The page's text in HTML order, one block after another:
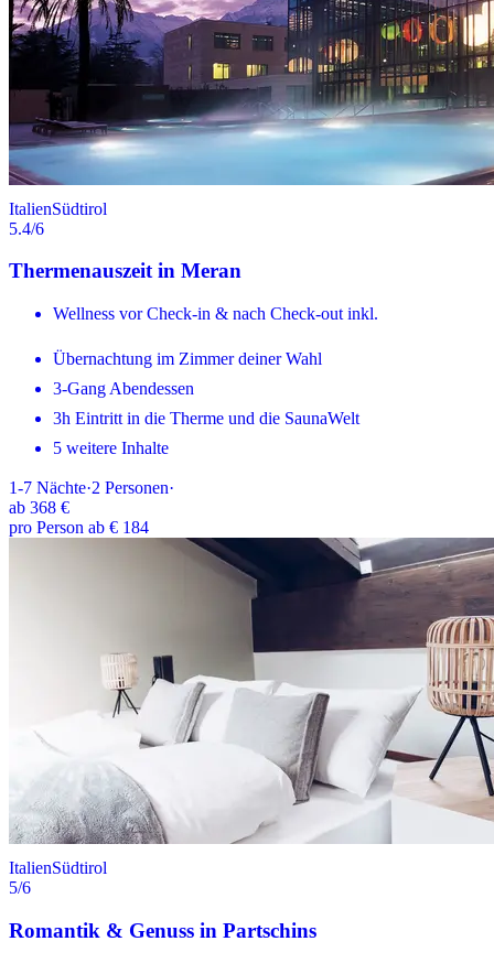
ItalienSüdtirol
5.4/6
Thermenauszeit in Meran
Wellness vor Check-in & nach Check-out inkl.
Übernachtung im Zimmer deiner Wahl
3-Gang Abendessen
3h Eintritt in die Therme und die SaunaWelt
5 weitere Inhalte
1-7 Nächte·2 Personen·
ab 368 €
pro Person ab € 184
ItalienSüdtirol
5/6
Romantik & Genuss in Partschins